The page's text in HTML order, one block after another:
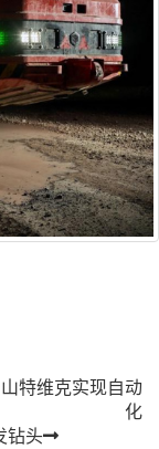
特维克实现自动
化
钻头